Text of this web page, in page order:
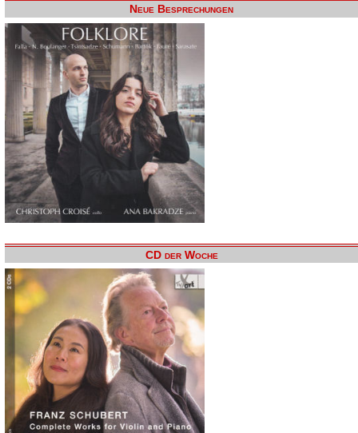
Neue Besprechungen
CD der Woche